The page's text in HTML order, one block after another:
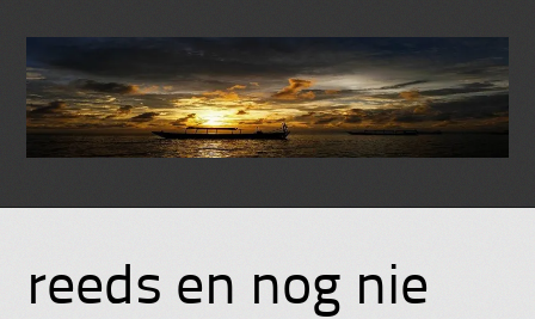
content
reeds en nog nie